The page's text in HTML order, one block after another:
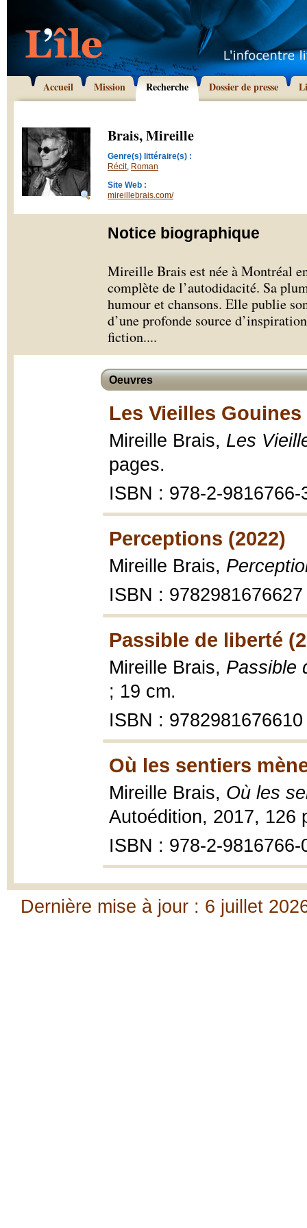
Accueil Mission Recherche Dossier de presse
Brais, Mireille
Genre(s) littéraire(s) :
Récit, Roman
Site Web :
mireillebrais.com/
Notice biographique
Mireille Brais est née à Montréal
complète de l’autodidacité. Sa
humour et chansons. Elle publie
d’une profonde source
fiction....
Oeuvres
Les Vieilles Gouines
Mireille Brais, Les
pages.
ISBN : 978-2-9816766-
Perceptions (2022)
Mireille Brais,
ISBN : 9782981676627
Passible de liberté
Mireille Brais, Passible
; 19 cm.
ISBN : 9782981676610
Où les sentiers
Mireille Brais, Où les
Autoédition, 2017, 126
ISBN : 978-2-9816766-
Dernière mise à jour : 6 juillet